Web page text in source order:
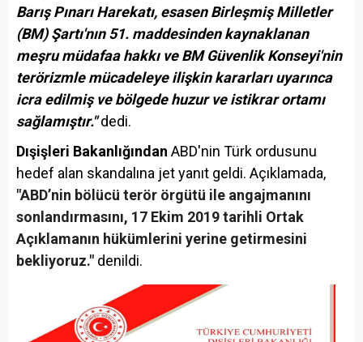
Barış Pınarı Harekatı, esasen Birleşmiş Milletler
(BM) Şartı'nın 51. maddesinden kaynaklanan
meşru müdafaa hakkı ve BM Güvenlik Konseyi'nin
terörizmle mücadeleye ilişkin kararları uyarınca
icra edilmiş ve bölgede huzur ve istikrar ortamı
sağlamıştır."dedi.
Dışişleri Bakanlığından ABD'nin Türk ordusunu
hedef alan skandalına jet yanıt geldi. Açıklamada,
"ABD’nin bölücü terör örgütü ile angajmanını
sonlandırmasını, 17 Ekim 2019 tarihli Ortak
Açıklamanın hükümlerini yerine getirmesini
bekliyoruz." denildi.